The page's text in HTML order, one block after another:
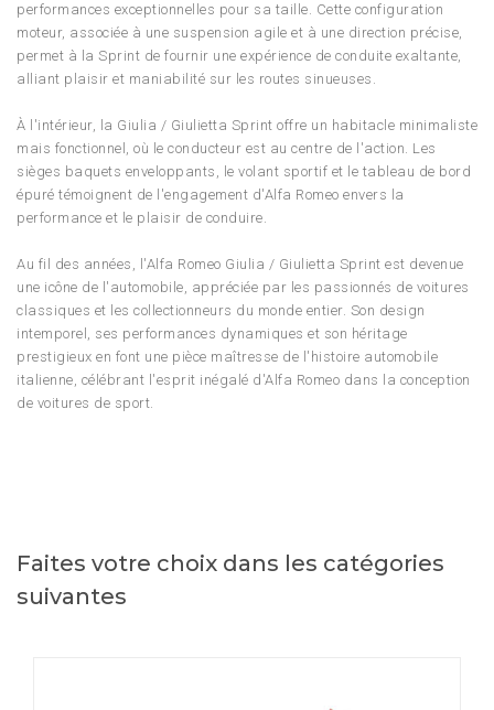
performances exceptionnelles pour sa taille. Cette configuration
moteur, associée à une suspension agile et à une direction précise,
permet à la Sprint de fournir une expérience de conduite exaltante,
alliant plaisir et maniabilité sur les routes sinueuses.
À l'intérieur, la Giulia / Giulietta Sprint offre un habitacle minimaliste
mais fonctionnel, où le conducteur est au centre de l'action. Les
sièges baquets enveloppants, le volant sportif et le tableau de bord
épuré témoignent de l'engagement d'Alfa Romeo envers la
performance et le plaisir de conduire.
Au fil des années, l'Alfa Romeo Giulia / Giulietta Sprint est devenue
une icône de l'automobile, appréciée par les passionnés de voitures
classiques et les collectionneurs du monde entier. Son design
intemporel, ses performances dynamiques et son héritage
prestigieux en font une pièce maîtresse de l'histoire automobile
italienne, célébrant l'esprit inégalé d'Alfa Romeo dans la conception
de voitures de sport.
Faites votre choix dans les catégories
suivantes